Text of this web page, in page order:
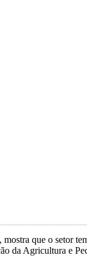
que o setor
da Agricultura e